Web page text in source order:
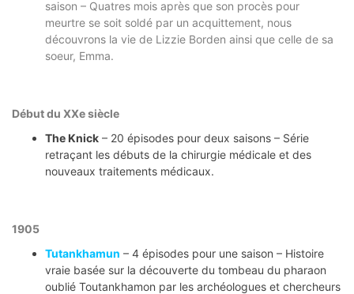
saison – Quatres mois après que son procès pour
meurtre se soit soldé par un acquittement, nous
découvrons la vie de Lizzie Borden ainsi que celle de sa
soeur, Emma.
Début du XXe siècle
The Knick – 20 épisodes pour deux saisons – Série
retraçant les débuts de la chirurgie médicale et des
nouveaux traitements médicaux.
1905
Tutankhamun – 4 épisodes pour une saison – Histoire
vraie basée sur la découverte du tombeau du pharaon
oublié Toutankhamon par les archéologues et chercheurs